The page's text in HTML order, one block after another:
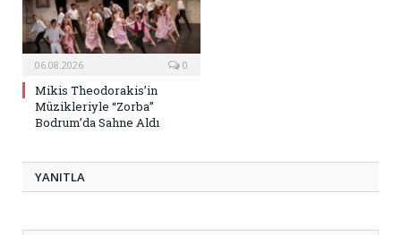
06.08.2026 0
Mikis Theodorakis’in
Müzikleriyle “Zorba”
Bodrum’da Sahne Aldı
YANITLA